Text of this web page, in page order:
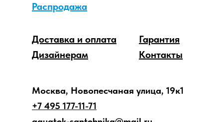
Распродажа
Дизайнерам
Доставка и оплата
Гарантия
Контакты
Москва, Новопесчаная улица, 19к1
+7 495 177-11-71